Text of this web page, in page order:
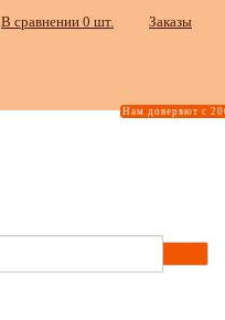
В сравнении 0 шт. Заказы
Нам доверяют с